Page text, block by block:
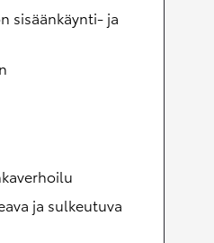
sisäänkäynti- ja
ja sulkeutuva